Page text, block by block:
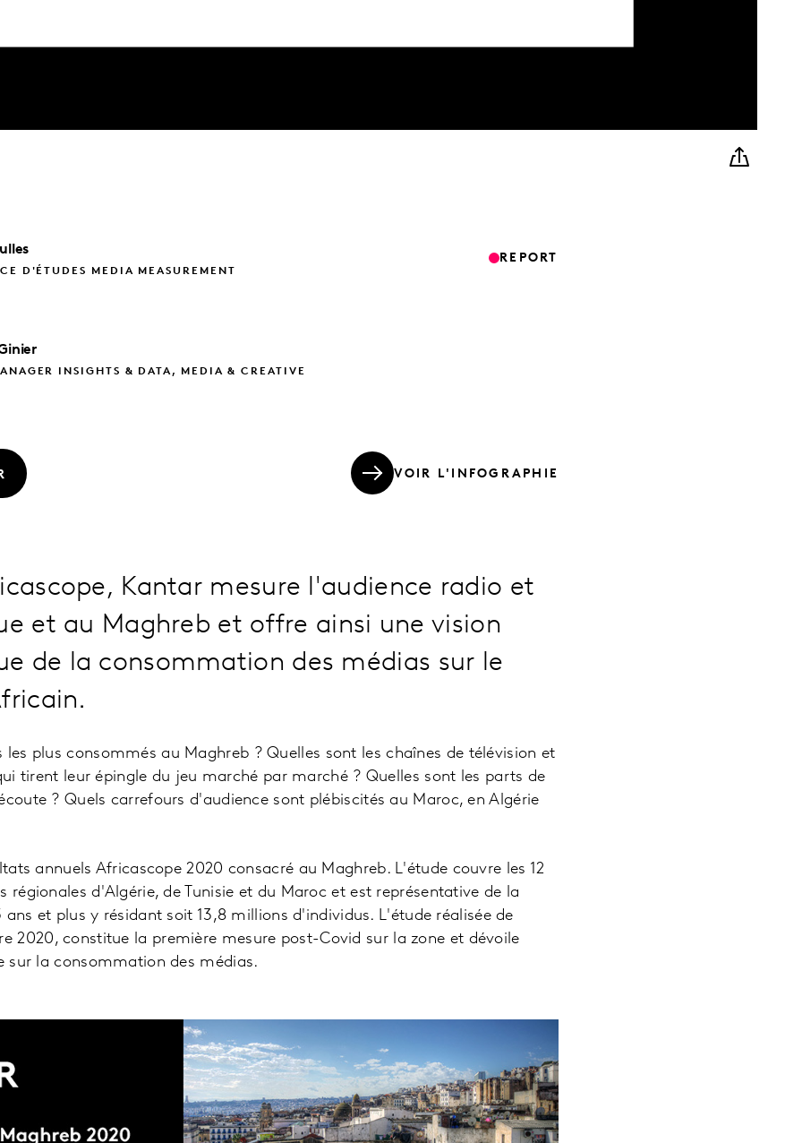
D'ÉTUDES MEDIA MEASUREMENT
INSIGHTS & DATA, MEDIA & CREATIVE
REPORT
VOIR L'INFOGRAPHIE
Kantar mesure l'audience radio et
et au Maghreb et offre ainsi une vision
de la consommation des médias sur le
les plus consommés au Maghreb ? Quelles sont les chaînes de télévision et
tirent leur épingle du jeu marché par marché ? Quelles sont les parts de
? Quels carrefours d'audience sont plébiscités au Maroc, en Algérie
annuels Africascope 2020 consacré au Maghreb. L'étude couvre les 12
régionales d'Algérie, de Tunisie et du Maroc et est représentative de la
ans et plus y résidant soit 13,8 millions d'individus. L'étude réalisée de
2020, constitue la première mesure post-Covid sur la zone et dévoile
sur la consommation des médias.